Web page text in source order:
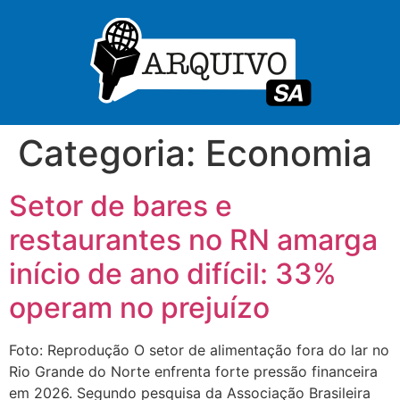
Categoria: Economia
Setor de bares e
restaurantes no RN amarga
início de ano difícil: 33%
operam no prejuízo
Foto: Reprodução O setor de alimentação fora do lar no
Rio Grande do Norte enfrenta forte pressão financeira
em 2026. Segundo pesquisa da Associação Brasileira